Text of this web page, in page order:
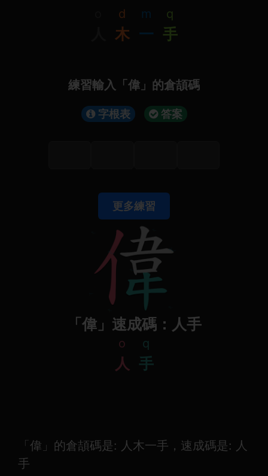
d
木
m
一
q
手
練習輸入「偉」的倉頡碼
字根表 答案
更多練習
「偉」速成碼：人手
o
人
q
手
「偉」的倉頡碼是: 人木一手，速成碼是: 人
手